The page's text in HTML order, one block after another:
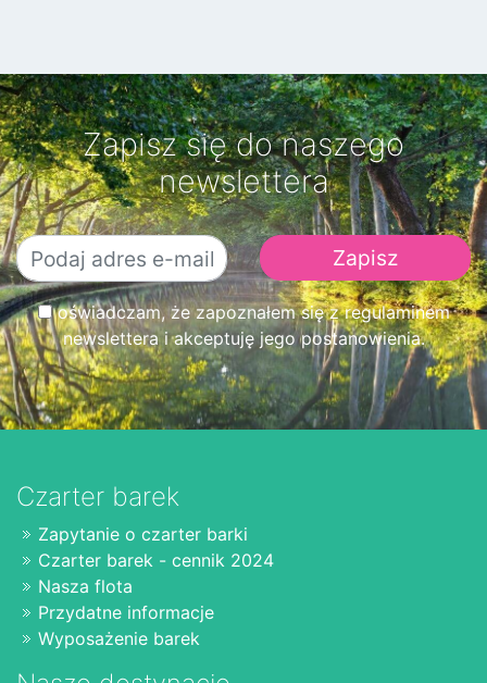
Zapisz się do naszego
newslettera
oświadczam, że zapoznałem się z regulaminem
newslettera i akceptuję jego postanowienia.
Czarter barek
Zapytanie o czarter barki
Czarter barek - cennik 2024
Nasza flota
Przydatne informacje
Wyposażenie barek